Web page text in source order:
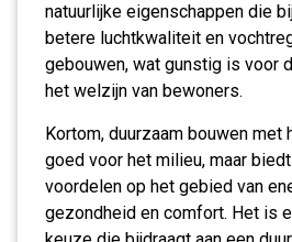
natuurlijke eigenschappen die
betere luchtkwaliteit en
gebouwen, wat gunstig is voor
het welzijn van bewoners.
Kortom, duurzaam bouwen met
goed voor het milieu, maar
voordelen op het gebied van
gezondheid en comfort. Het is